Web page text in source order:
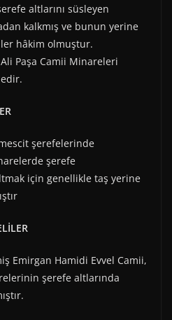
altlarını süsleyen
kalkmış ve bunun yerine
hâkim olmuştur.
Paşa Camii Minareleri
şerefelerinde
şerefe
için genellikle taş yerine
Emirgan Hamidi Evvel Camii,
şerefe altlarında